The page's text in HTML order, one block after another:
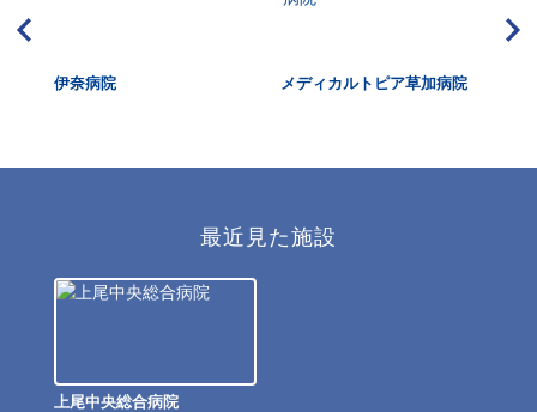
伊奈病院 メディカルトピア草加病院
最近見た施設
上尾中央総合病院